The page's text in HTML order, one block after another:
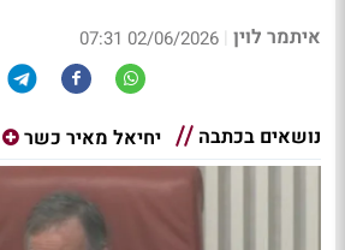
איתמר לוין |
02/06/2026 07:31
נושאים בכתבה יחיאל מאיר כשר